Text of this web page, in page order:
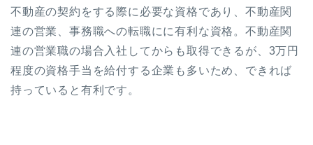
不動産の契約をする際に必要な資格であり、不動産関
連の営業、事務職への転職にに有利な資格。不動産関
連の営業職の場合入社してからも取得できるが、3万円
程度の資格手当を給付する企業も多いため、できれば
持っていると有利です。